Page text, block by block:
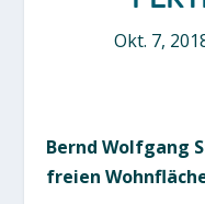
Okt. 7,
Bernd Wolfgang
freien